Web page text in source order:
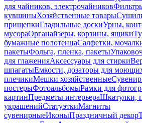
для чайников, электрочайников
кувшиныХозяйственные товары
прищепкиГладильные доскиУрны,
мусораОрганайзеры, корзины, ящики
бумажные полотенцаСалфетки,
пакетыФольга, пленка, пакеты
для глаженияАксессуары для стирки
шпагатыЕмкости, дозаторы для
плечикиМешки хозяйственные
постерыФотоальбомыРамки для
картинПредметы интерьераШкатулки,
украшенийСтатуэткиМагниты
сувенирныеИконыПраздничный декор